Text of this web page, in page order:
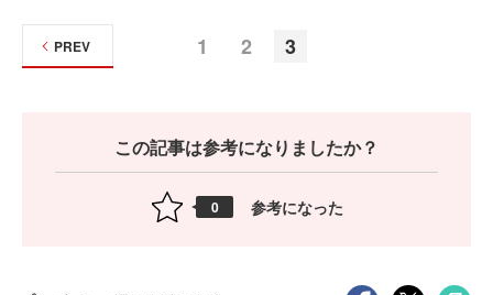
1 2 3
PREV
この記事は参考になりましたか？
0 参考になった